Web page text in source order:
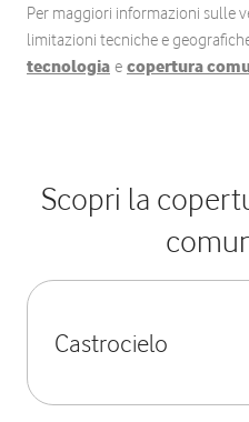
Per maggiori informazioni sulle
limitazioni tecniche e
tecnologia e copertura
Scopri la
Castrocielo